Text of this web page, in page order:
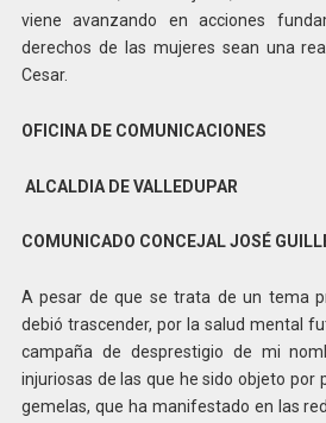
viene avanzando en acciones
derechos de las mujeres sean una
Cesar.
OFICINA DE COMUNICACIONES
ALCALDIA DE VALLEDUPAR
COMUNICADO CONCEJAL JOSÉ
A pesar de que se trata de un tema
debió trascender, por la salud mental
campaña de desprestigio de mi
injuriosas de las que he sido objeto por
gemelas, que ha manifestado en las